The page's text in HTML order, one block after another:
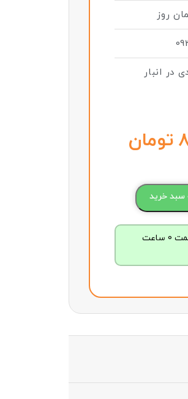
روز
تومان
سبد خرید
بروزرسانی قیمت 0 ساعت